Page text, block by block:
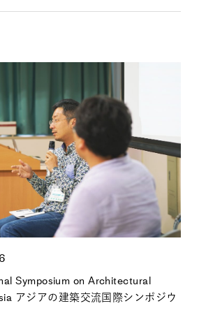
Symposium on Architectural
アジアの建築交流国際シンポジウ